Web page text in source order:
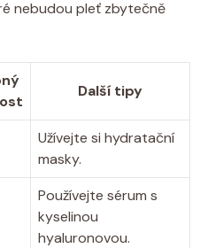
nebudou pleť zbytečně
Další ​tipy
Užívejte si hydratační⁣
masky.
Používejte sérum s
kyselinou
hyaluronovou.